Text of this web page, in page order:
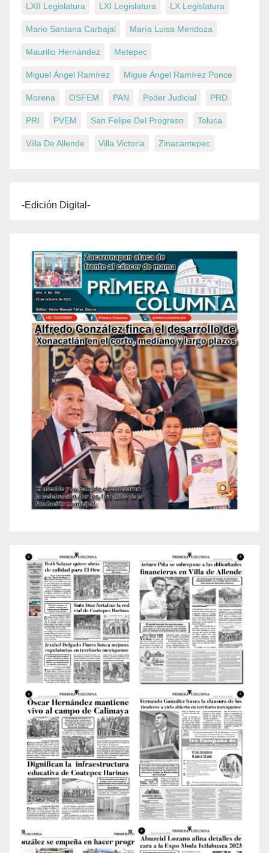
LXII Legislatura LXI Legislatura LX Legislatura
Mario Santana Carbajal María Luisa Mendoza
Maurilio Hernández Metepec
Miguel Ángel Ramírez Migue Ángel Ramírez Ponce
Morena OSFEM PAN Poder Judicial PRD
PRI PVEM San Felipe Del Progreso Toluca
Villa De Allende Villa Victoria Zinacantepec
-Edición Digital-